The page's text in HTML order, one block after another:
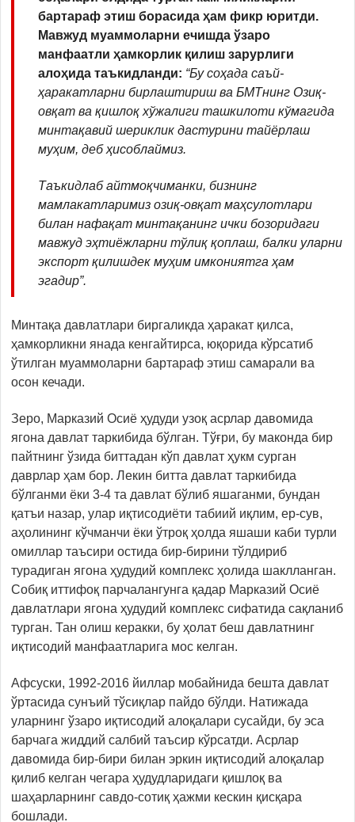
бартараф этиш борасида ҳам фикр юритди.
Мавжуд муаммоларни ечишда ўзаро
манфаатли ҳамкорлик қилиш зарурлиги
алоҳида таъкидланди: “Бу соҳада саъй-
ҳаракатларни бирлаштириш ва БМТнинг Озиқ-
овқат ва қишлоқ хўжалиги ташкилоти кўмагида
минтақавий шериклик дастурини тайёрлаш
муҳим, деб ҳисоблаймиз.
Таъкидлаб айтмоқчиманки, бизнинг
мамлакатларимиз озиқ-овқат маҳсулотлари
билан нафақат минтақанинг ички бозоридаги
мавжуд эҳтиёжларни тўлиқ қоплаш, балки уларни
экспорт қилишдек муҳим имкониятга ҳам
эгадир”.
Минтақа давлатлари биргаликда ҳаракат қилса,
ҳамкорликни янада кенгайтирса, юқорида кўрсатиб
ўтилган муаммоларни бартараф этиш самарали ва
осон кечади.
Зеро, Марказий Осиё ҳудуди узоқ асрлар давомида
ягона давлат таркибида бўлган. Тўғри, бу маконда бир
пайтнинг ўзида биттадан кўп давлат ҳукм сурган
даврлар ҳам бор. Лекин битта давлат таркибида
бўлганми ёки 3-4 та давлат бўлиб яшаганми, бундан
қатъи назар, улар иқтисодиёти табиий иқлим, ер-сув,
аҳолининг кўчманчи ёки ўтроқ ҳолда яшаши каби турли
омиллар таъсири остида бир-бирини тўлдириб
турадиган ягона ҳудудий комплекс ҳолида шаклланган.
Собиқ иттифоқ парчалангунга қадар Марказий Осиё
давлатлари ягона ҳудудий комплекс сифатида сақланиб
турган. Тан олиш керакки, бу ҳолат беш давлатнинг
иқтисодий манфаатларига мос келган.
Афсуски, 1992-2016 йиллар мобайнида бешта давлат
ўртасида сунъий тўсиқлар пайдо бўлди. Натижада
уларнинг ўзаро иқтисодий алоқалари сусайди, бу эса
барчага жиддий салбий таъсир кўрсатди. Асрлар
давомида бир-бири билан эркин иқтисодий алоқалар
қилиб келган чегара ҳудудларидаги қишлоқ ва
шаҳарларнинг савдо-сотиқ ҳажми кескин қисқара
бошлади.